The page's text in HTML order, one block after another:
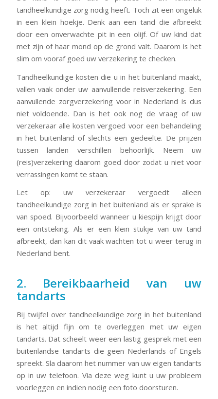
tandheelkundige zorg nodig heeft. Toch zit een ongeluk
in een klein hoekje. Denk aan een tand die afbreekt
door een onverwachte pit in een olijf. Of uw kind dat
met zijn of haar mond op de grond valt. Daarom is het
slim om vooraf goed uw verzekering te checken.
Tandheelkundige kosten die u in het buitenland maakt,
vallen vaak onder uw aanvullende reisverzekering. Een
aanvullende zorgverzekering voor in Nederland is dus
niet voldoende. Dan is het ook nog de vraag of uw
verzekeraar alle kosten vergoed voor een behandeling
in het buitenland of slechts een gedeelte. De prijzen
tussen landen verschillen behoorlijk. Neem uw
(reis)verzekering daarom goed door zodat u niet voor
verrassingen komt te staan.
Let op: uw verzekeraar vergoedt alleen
tandheelkundige zorg in het buitenland als er sprake is
van spoed. Bijvoorbeeld wanneer u kiespijn krijgt door
een ontsteking. Als er een klein stukje van uw tand
afbreekt, dan kan dit vaak wachten tot u weer terug in
Nederland bent.
2. Bereikbaarheid van uw
tandarts
Bij twijfel over tandheelkundige zorg in het buitenland
is het altijd fijn om te overleggen met uw eigen
tandarts. Dat scheelt weer een lastig gesprek met een
buitenlandse tandarts die geen Nederlands of Engels
spreekt. Sla daarom het nummer van uw eigen tandarts
op in uw telefoon. Via deze weg kunt u uw probleem
voorleggen en indien nodig een foto doorsturen.